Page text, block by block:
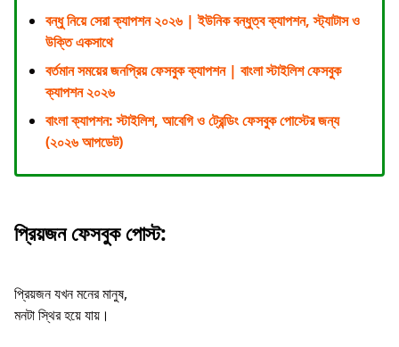
বন্ধু নিয়ে সেরা ক্যাপশন ২০২৬ | ইউনিক বন্ধুত্ব ক্যাপশন, স্ট্যাটাস ও
উক্তি একসাথে
বর্তমান সময়ের জনপ্রিয় ফেসবুক ক্যাপশন | বাংলা স্টাইলিশ ফেসবুক
ক্যাপশন ২০২৬
বাংলা ক্যাপশন: স্টাইলিশ, আবেগি ও ট্রেন্ডিং ফেসবুক পোস্টের জন্য
(২০২৬ আপডেট)
প্রিয়জন ফেসবুক পোস্ট:
প্রিয়জন যখন মনের মানুষ,
মনটা স্থির হয়ে যায়।